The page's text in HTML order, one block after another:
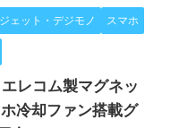
ェット・デジモノ スマホ
レコム製マグネッ
冷却ファン搭載グ